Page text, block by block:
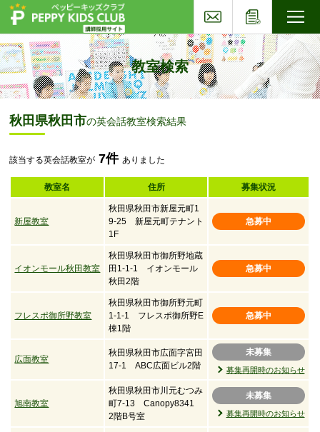
教室検索
秋田県秋田市の英会話教室検索結果
該当する英会話教室が 7件 ありました
教室名 住所 募集状況
新屋教室
秋田県秋田市新屋元町1
9-25 新屋元町テナント
1F
急募中
イオンモール秋田教室
秋田県秋田市御所野地蔵
田1-1-1 イオンモール
秋田2階
急募中
フレスポ御所野教室
秋田県秋田市御所野元町
1-1-1 フレスポ御所野E
棟1階
急募中
広面教室
秋田県秋田市広面字宮田
17-1 ABC広面ビル2階
未募集
募集再開時のお知らせ
旭南教室
秋田県秋田市川元むつみ
町7-13 Canopy8341
2階B号室
未募集
募集再開時のお知らせ